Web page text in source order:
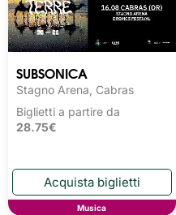
SUBSONICA
Stagno Arena, Cabras
Biglietti a partire da
28.75€
Musica